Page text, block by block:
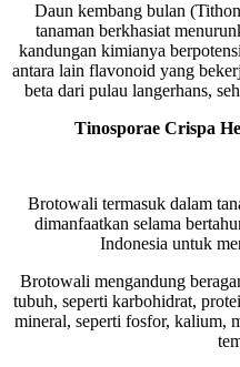
Daun kembang bulan
tanaman berkhasiat
kandungan kimianya
antara lain flavonoid yang
beta dari pulau langerhans,
Tinosporae Crispa
Brotowali termasuk dalam
dimanfaatkan selama
Indonesia untuk
Brotowali mengandung
tubuh, seperti karbohidrat,
mineral, seperti fosfor, kalium,